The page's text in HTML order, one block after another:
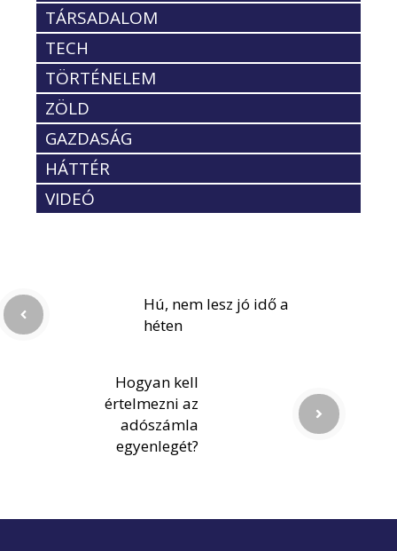
TÁRSADALOM
TECH
TÖRTÉNELEM
ZÖLD
GAZDASÁG
HÁTTÉR
VIDEÓ
Hú, nem lesz jó idő a
héten
Hogyan kell
értelmezni az
adószámla
egyenlegét?